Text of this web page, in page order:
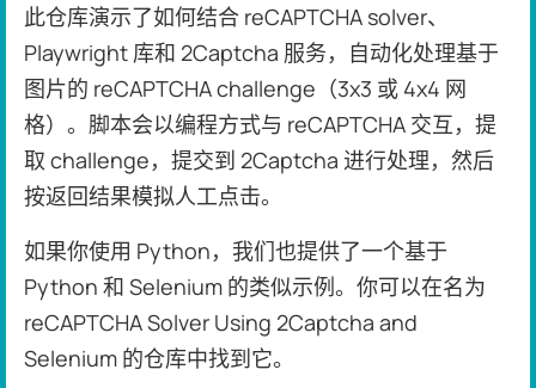
此仓库演示了如何结合 reCAPTCHA solver、
Playwright 库和 2Captcha 服务，自动化处理基于
图片的 reCAPTCHA challenge（3x3 或 4x4 网
格）。脚本会以编程方式与 reCAPTCHA 交互，提
取 challenge，提交到 2Captcha 进行处理，然后
按返回结果模拟人工点击。
如果你使用 Python，我们也提供了一个基于
Python 和 Selenium 的类似示例。你可以在名为
reCAPTCHA Solver Using 2Captcha and
Selenium 的仓库中找到它。